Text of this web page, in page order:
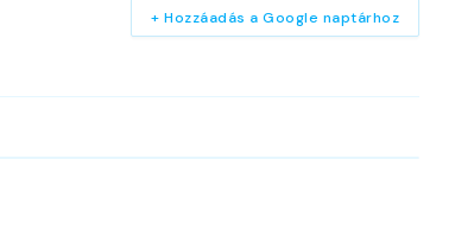
+ Hozzáadás a Google naptárhoz